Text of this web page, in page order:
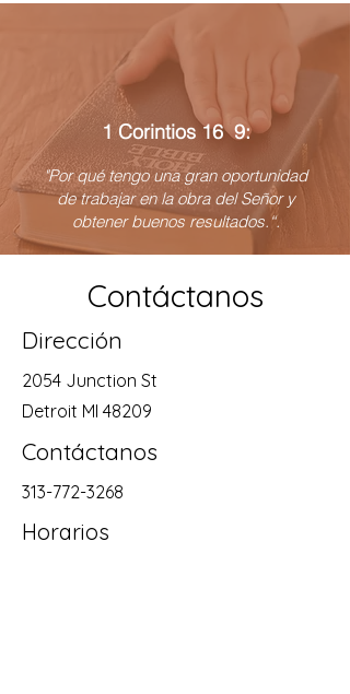
1 Corintios 16 9:
"Por qué tengo una gran oportunidad
de trabajar en la obra del Señor y
obtener buenos resultados.“.
Contáctanos
Dirección
2054 Junction St
Detroit MI 48209
Contáctanos
313-772-3268
Horarios